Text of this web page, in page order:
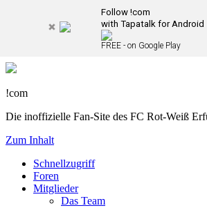
Follow !com
with Tapatalk for Android
FREE - on Google Play
!com
Die inoffizielle Fan-Site des FC Rot-Weiß
Zum Inhalt
Schnellzugriff
Foren
Mitglieder
Das Team